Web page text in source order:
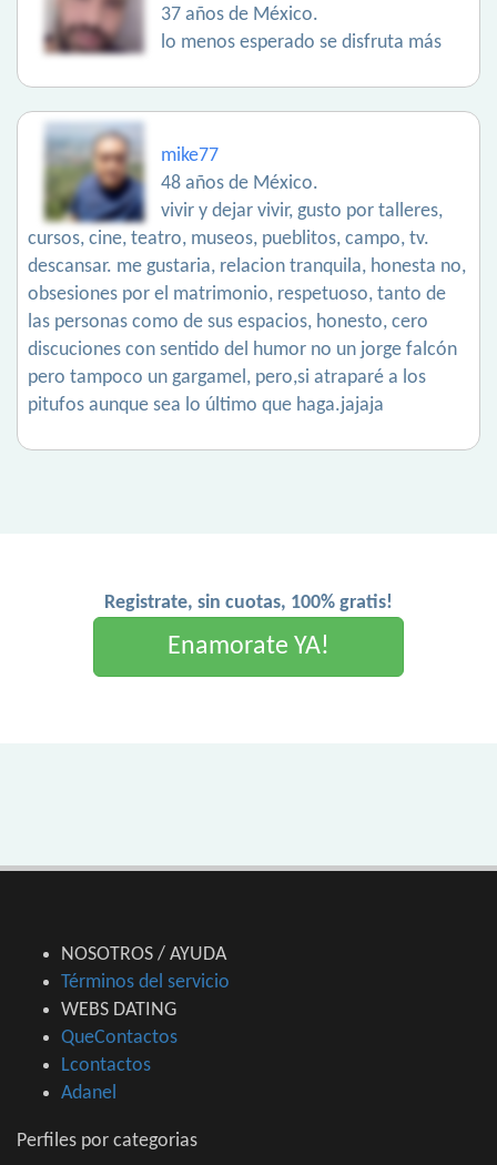
37 años de México.
lo menos esperado se disfruta más
mike77
48 años de México.
vivir y dejar vivir, gusto por talleres,
cursos, cine, teatro, museos, pueblitos, campo, tv.
descansar. me gustaria, relacion tranquila, honesta no,
obsesiones por el matrimonio, respetuoso, tanto de
las personas como de sus espacios, honesto, cero
discuciones con sentido del humor no un jorge falcón
pero tampoco un gargamel, pero,si atraparé a los
pitufos aunque sea lo último que haga.jajaja
Registrate, sin cuotas, 100% gratis!
Enamorate YA!
NOSOTROS / AYUDA
Términos del servicio
WEBS DATING
QueContactos
Lcontactos
Adanel
Perfiles por categorias